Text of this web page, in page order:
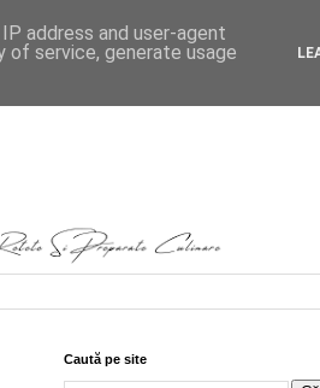
Caută pe site
address and user-agent
of service, generate usage